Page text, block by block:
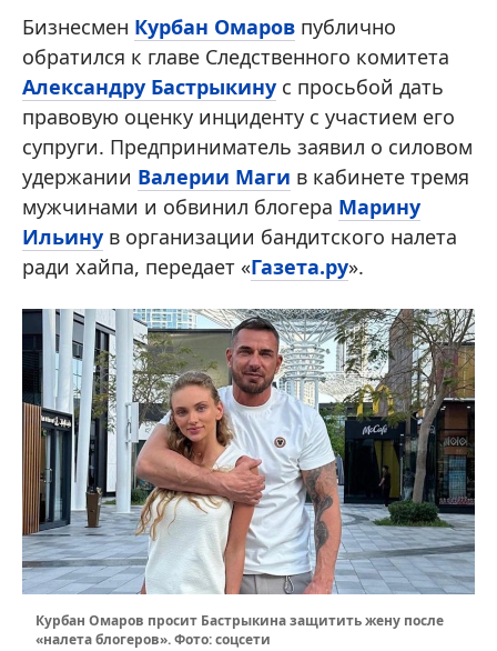
Бизнесмен Курбан Омаров публично
обратился к главе Следственного комитета
Александру Бастрыкину с просьбой дать
правовую оценку инциденту с участием его
супруги. Предприниматель заявил о силовом
удержании Валерии Маги в кабинете тремя
мужчинами и обвинил блогера Марину
Ильину в организации бандитского налета
ради хайпа, передает «Газета.ру».
Курбан Омаров просит Бастрыкина защитить жену после
«налета блогеров». Фото: соцсети